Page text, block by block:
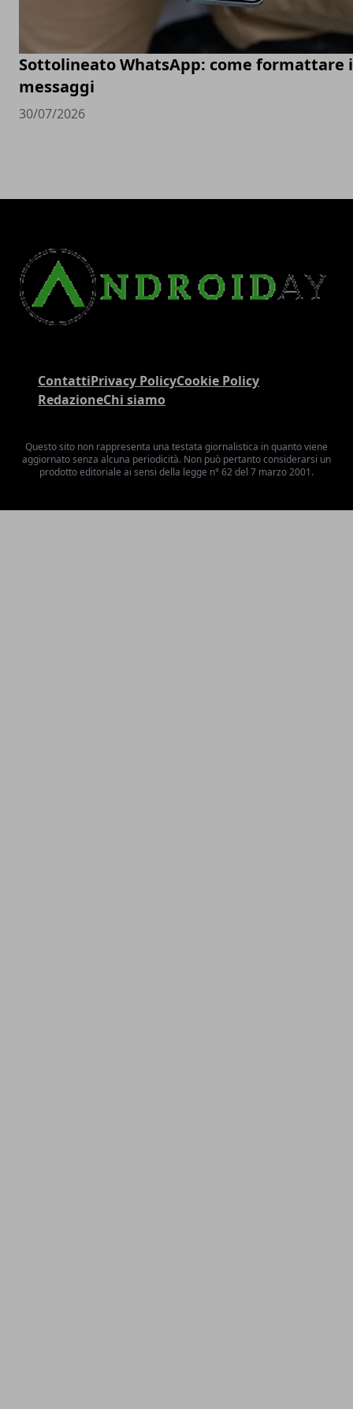
Sottolineato WhatsApp: come formattare i
messaggi
30/07/2026
ContattiPrivacy PolicyCookie Policy
RedazioneChi siamo
Questo sito non rappresenta una testata giornalistica in quanto viene
aggiornato senza alcuna periodicità. Non può pertanto considerarsi un
prodotto editoriale ai sensi della legge n° 62 del 7 marzo 2001.